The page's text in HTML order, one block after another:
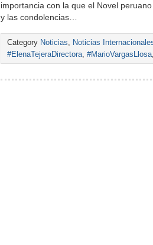
importancia con la que el Novel
y las condolencias…
Category Noticias, Noticias
#ElenaTejeraDirectora, #MarioVargasLlosa